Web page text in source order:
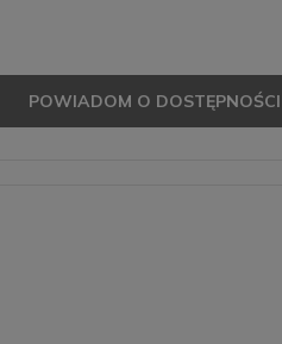
POWIADOM O DOSTĘPNOŚCI